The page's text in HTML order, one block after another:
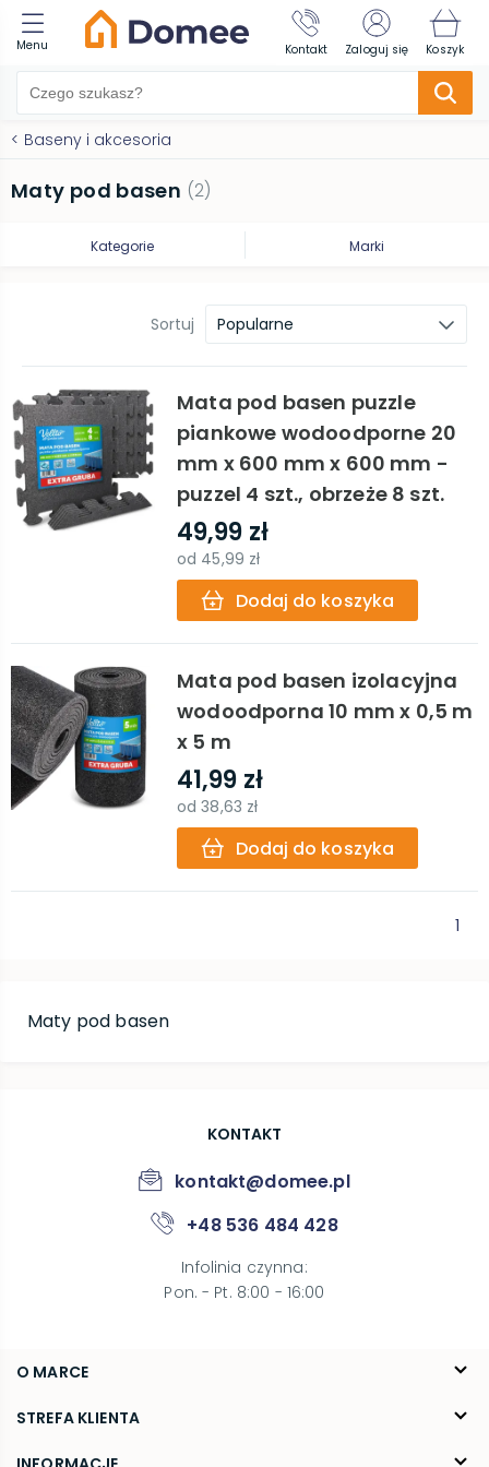
Menu Kontakt Zaloguj się Koszyk
< Baseny i akcesoria
Maty pod basen (2)
Kategorie Marki
Sortuj Popularne
Mata pod basen puzzle
piankowe wodoodporne 20
mm x 600 mm x 600 mm -
puzzel 4 szt., obrzeże 8 szt.
49,99 zł
od 45,99 zł
Dodaj do koszyka
Mata pod basen izolacyjna
wodoodporna 10 mm x 0,5 m
x 5 m
41,99 zł
od38,63 zł
Dodaj do koszyka
1
Maty pod basen
O MARCE
O nas
Blog
STREFA KLIENTA
FAQ
KONTAKT
kontakt@domee.pl
+48 536 484 428
Infolinia czynna:
Pon. - Pt. 8:00 - 16:00